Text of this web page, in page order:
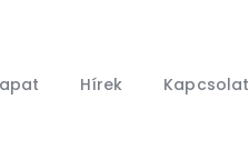
Hírek Kapcsolat